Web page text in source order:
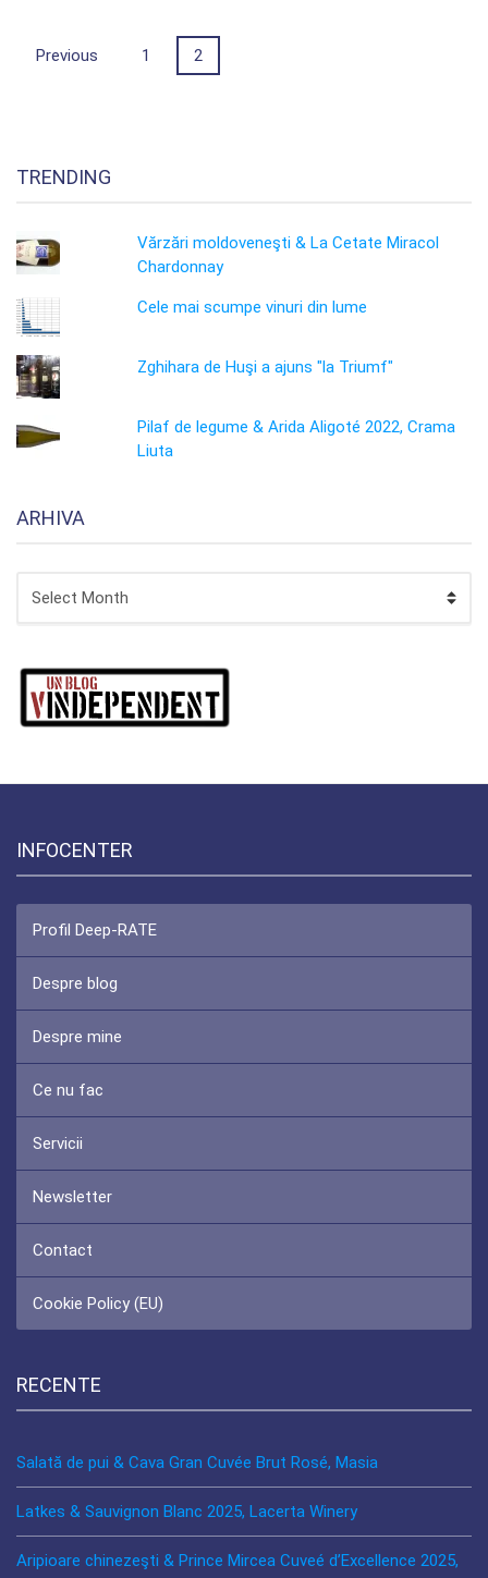
Posts
Previous 1 2
TRENDING
Vărzări moldoveneşti & La Cetate Miracol
Chardonnay
Cele mai scumpe vinuri din lume
Zghihara de Huşi a ajuns "la Triumf"
Pilaf de legume & Arida Aligoté 2022, Crama
Liuta
ARHIVA
INFOCENTER
Profil Deep-RATE
Despre blog
Despre mine
Ce nu fac
Servicii
Newsletter
Contact
Cookie Policy (EU)
RECENTE
Salată de pui & Cava Gran Cuvée Brut Rosé, Masia
Latkes & Sauvignon Blanc 2025, Lacerta Winery
Aripioare chinezeşti & Prince Mircea Cuveé d’Excellence 2025,